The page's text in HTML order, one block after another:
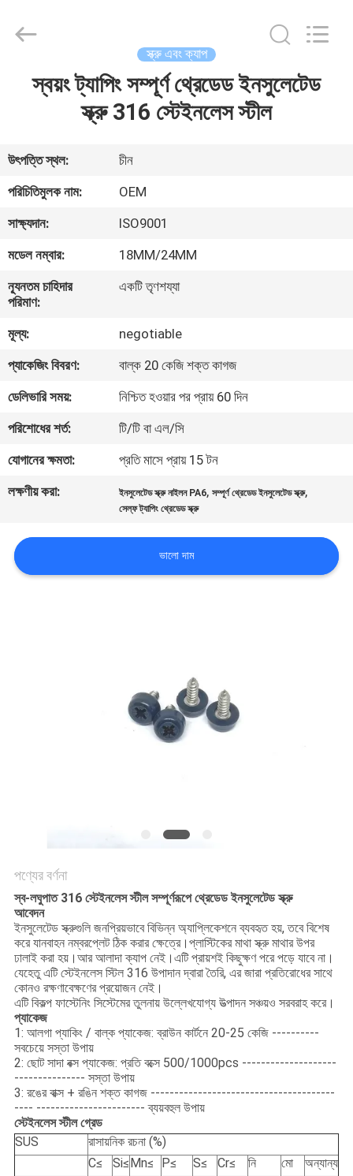
আমাদের
সম্পর্কে
কারখানা
ভ্রমণ
মান
নিয়ন্ত্রণ
যোগাযোগ
করুন
উদ্ধৃতির
আবেদন
Business
License.
স্ক্রু এবং ক্যাপ
স্বয়ং ট্যাপিং সম্পূর্ণ থ্রেডেড ইনসুলেটেড
স্ক্রু 316 স্টেইনলেস স্টীল
উৎপত্তি স্থল:
চীন
পরিচিতিমুলক নাম:
OEM
সাক্ষ্যদান:
ISO9001
মডেল নম্বার:
18MM/24MM
ন্যূনতম চাহিদার
পরিমাণ:
একটি তৃণশয্যা
মূল্য:
negotiable
প্যাকেজিং বিবরণ:
বাল্ক 20 কেজি শক্ত কাগজ
ডেলিভারি সময়:
নিশ্চিত হওয়ার পর প্রায় 60 দিন
পরিশোধের শর্ত:
টি/টি বা এল/সি
যোগানের ক্ষমতা:
প্রতি মাসে প্রায় 15 টন
লক্ষণীয় করা:
ইনসুলেটেড স্ক্রু নাইলন PA6,সম্পূর্ণ থ্রেডেড ইনসুলেটেড স্ক্রু,
সেল্ফ ট্যাপিং থ্রেডেড স্ক্রু
ভালো দাম
পণ্যের বর্ণনা
স্ব-লঘুপাত 316 স্টেইনলেস স্টীল সম্পূর্ণরূপে থ্রেডেড ইনসুলেটেড স্ক্রু
আবেদন
ইনসুলেটেড স্ক্রুগুলি জনপ্রিয়ভাবে বিভিন্ন অ্যাপ্লিকেশনে ব্যবহৃত হয়, তবে বিশেষ
করে যানবাহন নম্বরপ্লেট ঠিক করার ক্ষেত্রে।প্লাস্টিকের মাথা স্ক্রু মাথার উপর
ঢালাই করা হয়।আর আলাদা ক্যাপ নেই।এটি প্রায়শই কিছুক্ষণ পরে পড়ে যাবে না।
যেহেতু এটি স্টেইনলেস স্টিল 316 উপাদান দ্বারা তৈরি, এর জারা প্রতিরোধের সাথে
কোনও রক্ষণাবেক্ষণের প্রয়োজন নেই।
এটি বিকল্প ফাস্টেনিং সিস্টেমের তুলনায় উল্লেখযোগ্য উত্পাদন সঞ্চয়ও সরবরাহ করে।
প্যাকেজ
1: আলগা প্যাকিং / বাল্ক প্যাকেজ: ব্রাউন কার্টনে 20-25 কেজি ----------
সবচেয়ে সস্তা উপায়
2: ছোট সাদা বক্স প্যাকেজ: প্রতি বক্সে 500/1000pcs --------------------
--------------- সস্তা উপায়
3: রঙের বাক্স + রঙিন শক্ত কাগজ ---------------------------------------
---- ----------------------- ব্যয়বহুল উপায়
স্টেইনলেস স্টীল গ্রেড
SUS
রাসায়নিক রচনা (%)
C≤
Si≤ Mn≤ P≤ S≤ Cr≤ নি মো
অন্যান্য